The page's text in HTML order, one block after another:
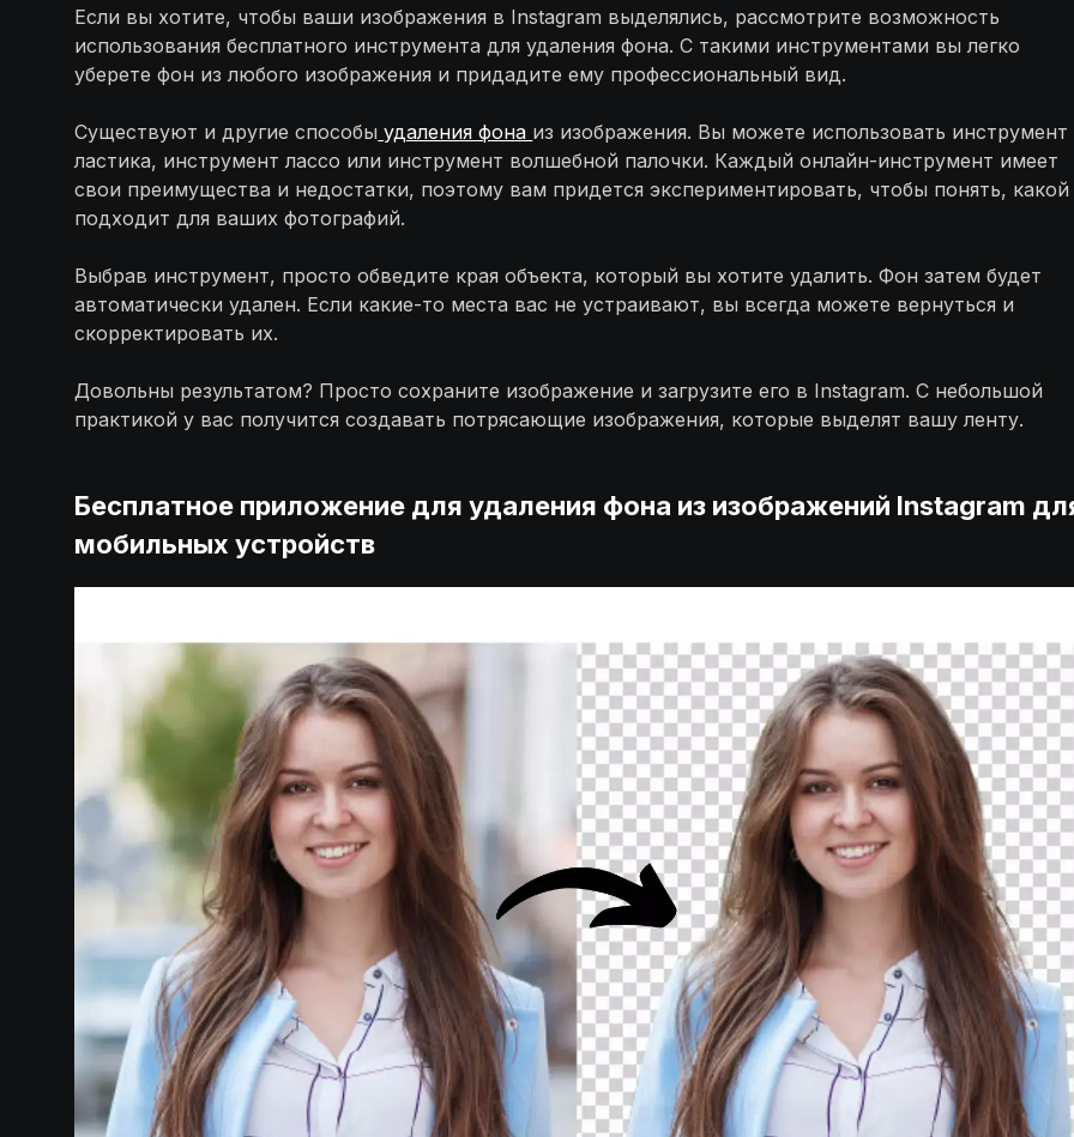
Если вы хотите, чтобы ваши изображения в Instagram выделялись, рассмотрите возможность
использования бесплатного инструмента для удаления фона. С такими инструментами вы легко
уберете фон из любого изображения и придадите ему профессиональный вид.
Существуют и другие способы удаления фона из изображения. Вы можете использовать инструмент
ластика, инструмент лассо или инструмент волшебной палочки. Каждый онлайн-инструмент имеет
свои преимущества и недостатки, поэтому вам придется экспериментировать, чтобы понять, какой
подходит для ваших фотографий.
Выбрав инструмент, просто обведите края объекта, который вы хотите удалить. Фон затем будет
автоматически удален. Если какие-то места вас не устраивают, вы всегда можете вернуться и
скорректировать их.
Довольны результатом? Просто сохраните изображение и загрузите его в Instagram. С небольшой
практикой у вас получится создавать потрясающие изображения, которые выделят вашу ленту.
Бесплатное приложение для удаления фона из изображений Instagram
мобильных устройств